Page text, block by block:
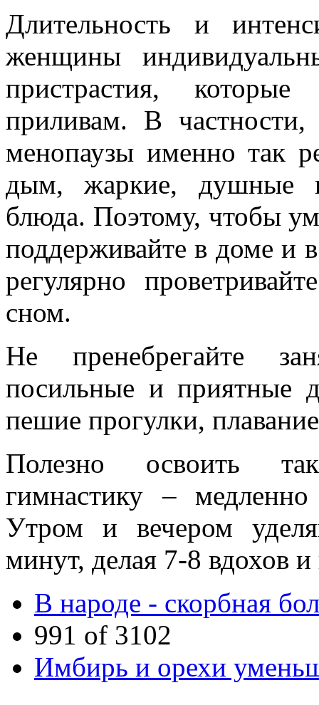
Длительность и
женщины
пристрастия,
приливам. В
менопаузы именно так
дым, жаркие, душные
блюда. Поэтому, чтобы
поддерживайте в доме и
регулярно
сном.
Не пренебрегайте
посильные и приятные
пешие прогулки,
Полезно освоить
гимнастику –
Утром и вечером
минут, делая 7-8 вдохов
В народе - скорбная
991 of 3102
Имбирь и орехи